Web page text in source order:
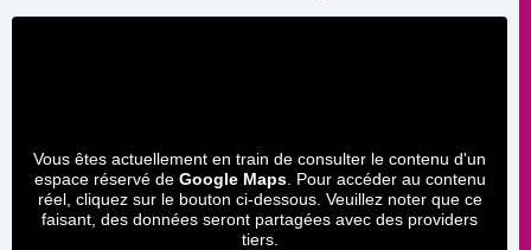
Vous êtes actuellement en train de consulter le contenu d'un
espace réservé de Google Maps. Pour accéder au contenu
réel, cliquez sur le bouton ci-dessous. Veuillez noter que ce
faisant, des données seront partagées avec des providers
tiers.